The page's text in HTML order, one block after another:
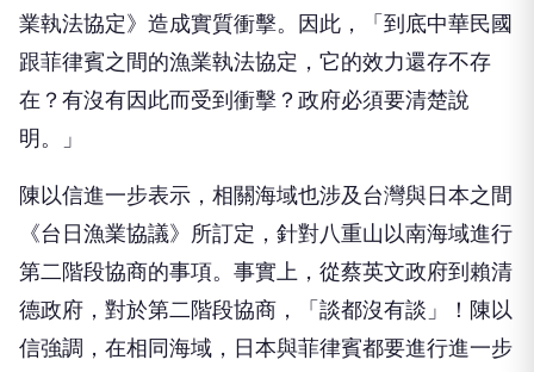
業執法協定》造成實質衝擊。因此，「到底中華民國
跟菲律賓之間的漁業執法協定，它的效力還存不存
在？有沒有因此而受到衝擊？政府必須要清楚說
明。」
陳以信進一步表示，相關海域也涉及台灣與日本之間
《台日漁業協議》所訂定，針對八重山以南海域進行
第二階段協商的事項。事實上，從蔡英文政府到賴清
德政府，對於第二階段協商，「談都沒有談」！陳以
信強調，在相同海域，日本與菲律賓都要進行進一步